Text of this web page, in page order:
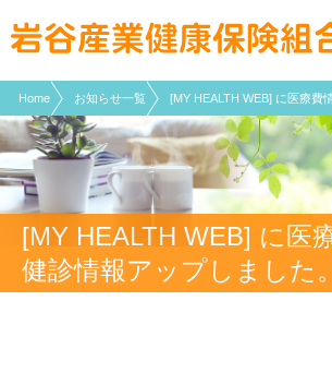
Home お知らせ一覧 [MY HEALTH WEB] に医療費
[MY HEALTH WEB] に医
健診情報アップしました。